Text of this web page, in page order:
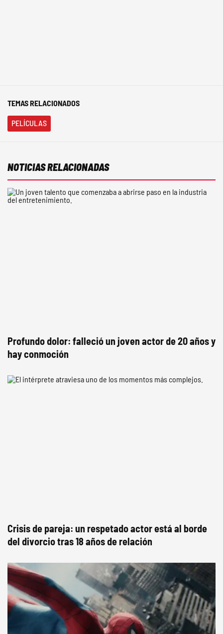
TEMAS RELACIONADOS
PELÍCULAS
NOTICIAS RELACIONADAS
Profundo dolor: falleció un joven actor de 20 años y
hay conmoción
Crisis de pareja: un respetado actor está al borde
del divorcio tras 18 años de relación